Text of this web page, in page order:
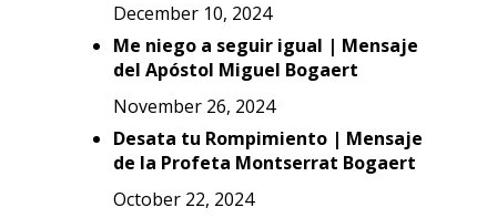
December 10, 2024
Me niego a seguir igual | Mensaje
del Apóstol Miguel Bogaert
November 26, 2024
Desata tu Rompimiento | Mensaje
de la Profeta Montserrat Bogaert
October 22, 2024